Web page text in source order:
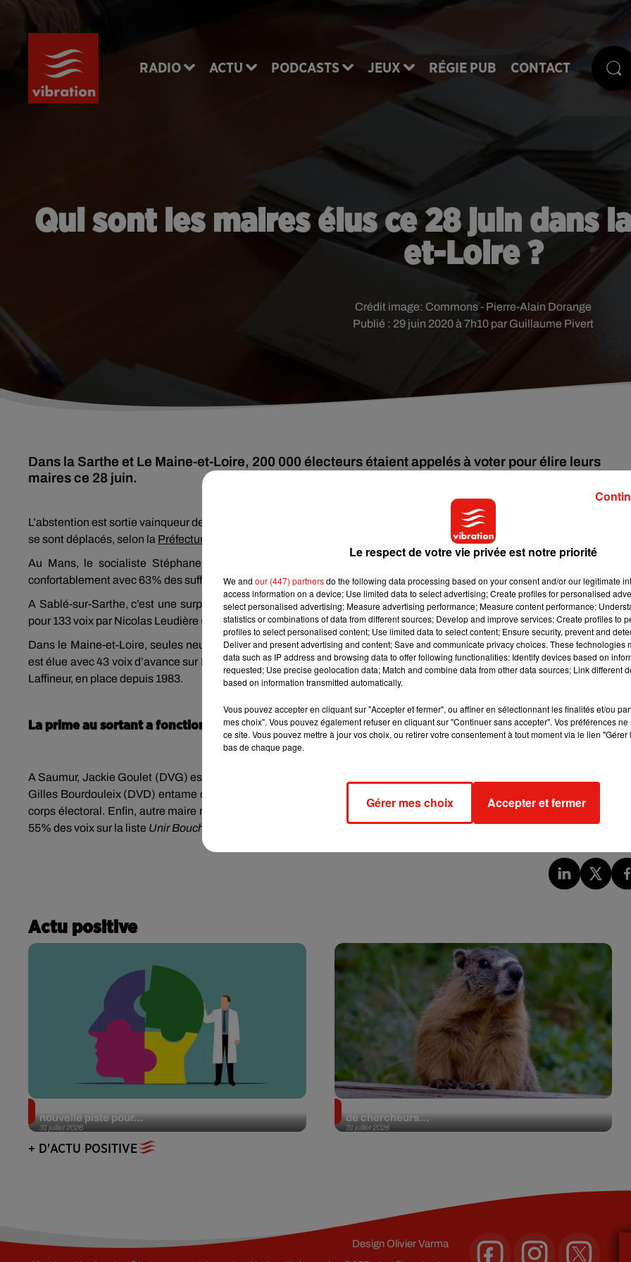
RADIO ACTU PODCASTS JEUX RÉGIE PUB CONTACT
Qui sont les maires élus ce 28 juin dans
et-Loire ?
Publié : 29 juin 2020 à 7h10 par Guillaume Pivert
Crédit image: Commons - Pierre-Alain Dorange
Dans la Sarthe et Le Maine-et-Loire, 200 000 électeurs étaient appelés à voter pour élire leurs
maires ce 28 juin.
L’abstention est sortie vainqueur de ces élections municipales. Dimanche, seuls 31,9% des 123 000 Sarthois appelés à
se sont déplacés, selon la Préfecture
Au Mans, le socialiste Stéphane Le Foll, en place depuis l’été 2018 et la mort de Jean-Claude Blouard, a été
confortablement avec 63% des suffrages face à Marietta Karamanli (DVG).
A Sablé-sur-Sarthe, c’est une surprise, le maire sortant Marc Joulaud (LR), élu pour la première fois en 2008, a été
pour 133 voix par Nicolas Leudière (DVD), l’un de ses anciens colistiers.
Dans le Maine-et-Loire, seules neuf communes avaient droit à un second tour. A Avrillé, Caroline Houssin-Salvetat
est élue avec 43 voix d’avance sur Laurent Prétrot (LR). Celui-ci, avait reçu le soutien après le 1er tour du maire sortant
Laffineur, en place depuis 1983.
La prime au sortant a fonctionné
A Saumur, Jackie Goulet (DVG) est réélu avec 63% des suffrages. Moins d’un quart des électeurs sont allés voter. A
Gilles Bourdouleix (DVD) entame ce lundi son 5
corps électoral. Enfin, autre maire reconduit dans ses fonctions, à Bouchemaine. Véronique Maillet (DVD) l’a emporté
55% des voix sur la liste Unir Bouchemaine , conduite par Lorine Bost.
Actu positive
31 juillet 2026
nouvelle piste pour...
31 juillet 2026
de chercheurs...
+ D'ACTU POSITIVE
DesignOlivier Varma
Le respect de votre vie privée est notre priorité
We and our (447) partnersdo the following data processing based on your consent and/or our legitimate
access information on a device; Use limited data to select advertising; Create profiles for personalised
select personalised advertising; Measure advertising performance; Measure content performance;
statistics or combinations of data from different sources; Develop and improve services; Create profiles to
profiles to select personalised content; Use limited data to select content; Ensure security, prevent and
Deliver and present advertising and content; Save and communicate privacy choices. These technologies
data such as IP address and browsing data to offer following functionalities: Identify devices based on
requested; Use precise geolocation data; Match and combine data from other data sources; Link different
based on information transmitted automatically.
Vous pouvez accepter en cliquant sur "Accepter et fermer", ou affiner en sélectionnant les finalités et/ou
mes choix". Vous pouvez également refuser en cliquant sur "Continuer sans accepter". Vos préférences
ce site. Vous pouvez mettre à jour vos choix, ou retirer votre consentement à tout moment via le lien
bas de chaque page.
Gérer mes choix Accepter et fermer